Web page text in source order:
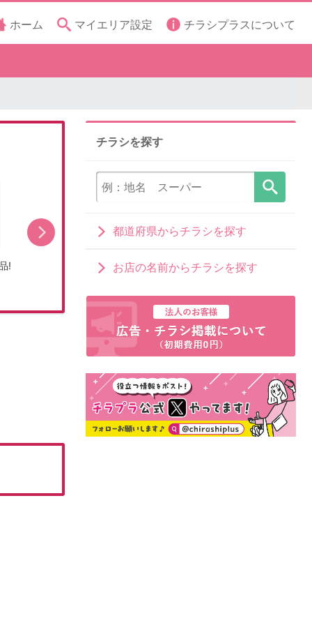
ホーム マイエリア設定 チラシプラスについて
! 担当者イチ押し!8月の目玉品!
チラシを探す
都道府県からチラシを探す
お店の名前からチラシを探す